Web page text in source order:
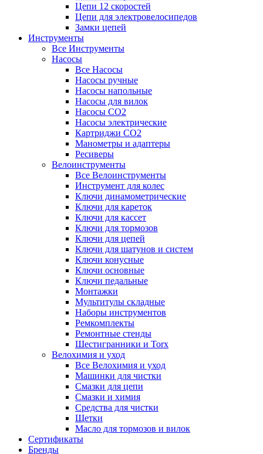
Цепи 12 скоростей
Цепи для электровелосипедов
Замки цепей
Инструменты
Все Инструменты
Насосы
Все Насосы
Насосы ручные
Насосы напольные
Насосы для вилок
Насосы CO2
Насосы электрические
Картриджи CO2
Манометры и адаптеры
Ресиверы
Велоинструменты
Все Велоинструменты
Инструмент для колес
Ключи динамометрические
Ключи для кареток
Ключи для кассет
Ключи для тормозов
Ключи для цепей
Ключи для шатунов и систем
Ключи конусные
Ключи основные
Ключи педальные
Монтажки
Мультитулы складные
Наборы инструментов
Ремкомплекты
Ремонтные стенды
Шестигранники и Torx
Велохимия и уход
Все Велохимия и уход
Машинки для чистки
Смазки для цепи
Смазки и химия
Средства для чистки
Щетки
Масло для тормозов и вилок
Сертификаты
Бренды